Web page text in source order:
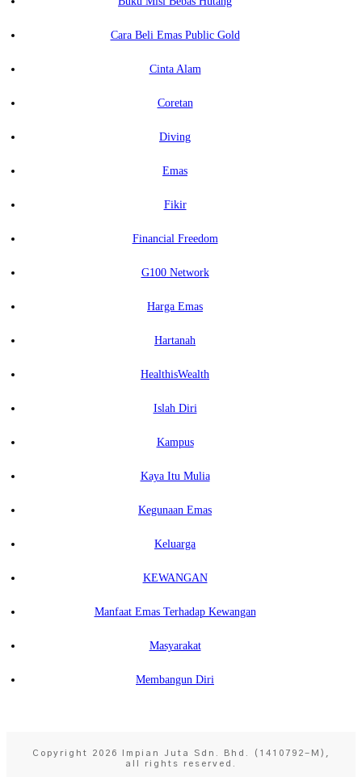
Cara Beli Emas Public Gold
Cinta Alam
Coretan
Diving
Emas
Fikir
Financial Freedom
G100 Network
Harga Emas
Hartanah
HealthisWealth
Islah Diri
Kampus
Kaya Itu Mulia
Kegunaan Emas
Keluarga
KEWANGAN
Manfaat Emas Terhadap Kewangan
Masyarakat
Membangun Diri
Copyright 2026 Impian Juta Sdn. Bhd. (1410792-M)
all rights reserved.